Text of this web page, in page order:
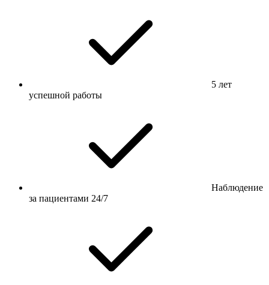
5 лет
успешной работы
Наблюдение
за пациентами 24/7